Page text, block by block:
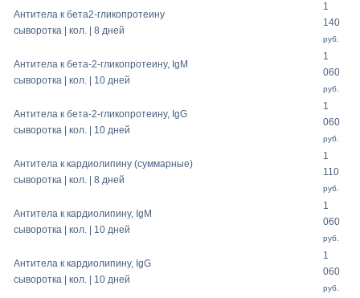
Антитела к бета2-гликопротеину
сыворотка | кол. | 8 дней
1
140
руб.
Антитела к бета-2-гликопротеину, IgM
сыворотка | кол. | 10 дней
1
060
руб.
Антитела к бета-2-гликопротеину, IgG
сыворотка | кол. | 10 дней
1
060
руб.
Антитела к кардиолипину (суммарные)
сыворотка | кол. | 8 дней
1
110
руб.
Антитела к кардиолипину, IgM
сыворотка | кол. | 10 дней
1
060
руб.
Антитела к кардиолипину, IgG
сыворотка | кол. | 10 дней
1
060
руб.